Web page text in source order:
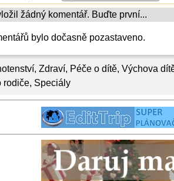
, Zdraví, Péče o dítě, Výchova
rodiče, Speciály
žádný komentář. Buďte první...
bylo dočasně pozastaveno.